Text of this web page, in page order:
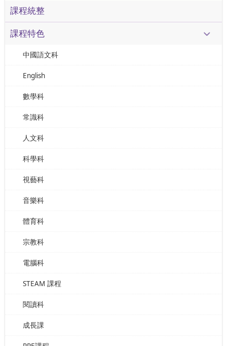
課程統整
課程特色
中國語文科
English
數學科
常識科
人文科
科學科
視藝科
音樂科
體育科
宗教科
電腦科
STEAM 課程
閱讀科
成長課